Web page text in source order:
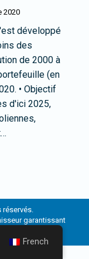
2020
développé
des
de 2000 à
(en
• Objectif
d'ici 2025,
garantissant
French